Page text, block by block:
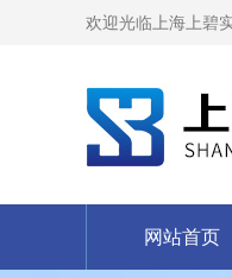
欢迎光临上海上碧
网站首页